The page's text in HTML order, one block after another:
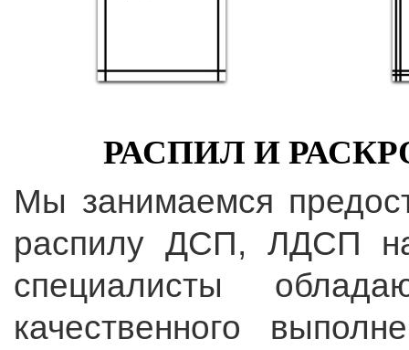
РАСПИЛ И
Мы занимаемся
распилу ДСП, ЛДСП
специалисты
качественного